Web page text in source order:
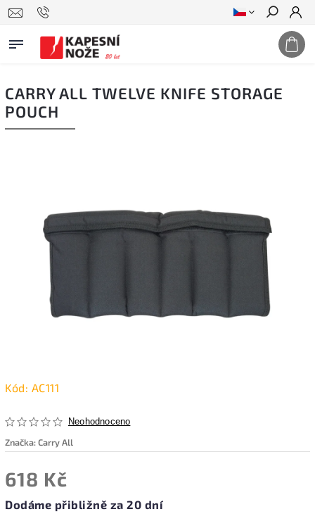
Hledat
CARRY ALL TWELVE KNIFE STORAGE
POUCH
Kód: AC111
Neohodnoceno
Značka:Carry All
618 Kč
Dodáme přibližně za 20 dní